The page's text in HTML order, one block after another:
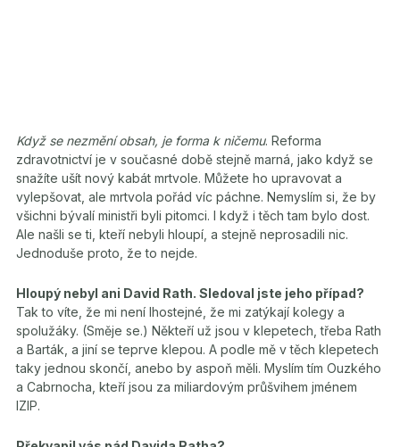
Když se nezmění obsah, je forma k ničemu. Reforma
zdravotnictví je v současné době stejně marná, jako když se
snažíte ušít nový kabát mrtvole. Můžete ho upravovat a
vylepšovat, ale mrtvola pořád víc páchne. Nemyslím si, že by
všichni bývalí ministři byli pitomci. I když i těch tam bylo dost.
Ale našli se ti, kteří nebyli hloupí, a stejně neprosadili nic.
Jednoduše proto, že to nejde.
Hloupý nebyl ani David Rath. Sledoval jste jeho případ?
Tak to víte, že mi není lhostejné, že mi zatýkají kolegy a
spolužáky. (Směje se.) Někteří už jsou v klepetech, třeba Rath
a Barták, a jiní se teprve klepou. A podle mě v těch klepetech
taky jednou skončí, anebo by aspoň měli. Myslím tím Ouzkého
a Cabrnocha, kteří jsou za miliardovým průšvihem jménem
IZIP.